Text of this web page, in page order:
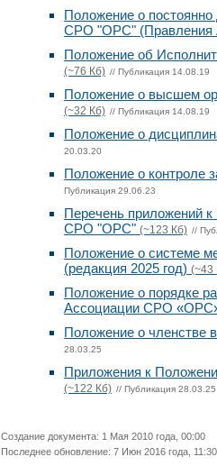
Положение о
СРО "ОРС"
Положение об
(~76 Кб) // Публикация 14.08.19
Положение о высшем
(~32 Кб) // Публикация 14.08.19
Положение о
20.03.20
Положение о контроле
Публикация 29.06.23
Перечень приложений
СРО "ОРС" (~123 Кб) //
Положение о системе
(редакция 2025 год) (~43
Положение о порядке
Ассоциации СРО «ОРС»
Положение о членстве
28.03.25
Приложения к
(~122 Кб) // Публикация 28.03.25
Создание документа: 1 Мая 2010 года, 00:00
Последнее обновление: 7 Июн 2016 года, 11:30